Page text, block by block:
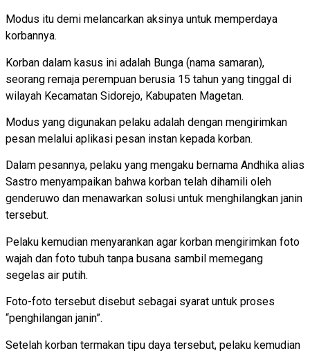
Modus itu demi melancarkan aksinya untuk memperdaya
korbannya.
Korban dalam kasus ini adalah Bunga (nama samaran),
seorang remaja perempuan berusia 15 tahun yang tinggal di
wilayah Kecamatan Sidorejo, Kabupaten Magetan.
Modus yang digunakan pelaku adalah dengan mengirimkan
pesan melalui aplikasi pesan instan kepada korban.
Dalam pesannya, pelaku yang mengaku bernama Andhika alias
Sastro menyampaikan bahwa korban telah dihamili oleh
genderuwo dan menawarkan solusi untuk menghilangkan janin
tersebut.
Pelaku kemudian menyarankan agar korban mengirimkan foto
wajah dan foto tubuh tanpa busana sambil memegang
segelas air putih.
Foto-foto tersebut disebut sebagai syarat untuk proses
“penghilangan janin”.
Setelah korban termakan tipu daya tersebut, pelaku kemudian